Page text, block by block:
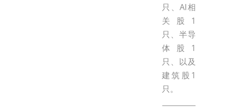
只、AI相
关股1
只、半导
体股1
只、以及
建筑股1
只。